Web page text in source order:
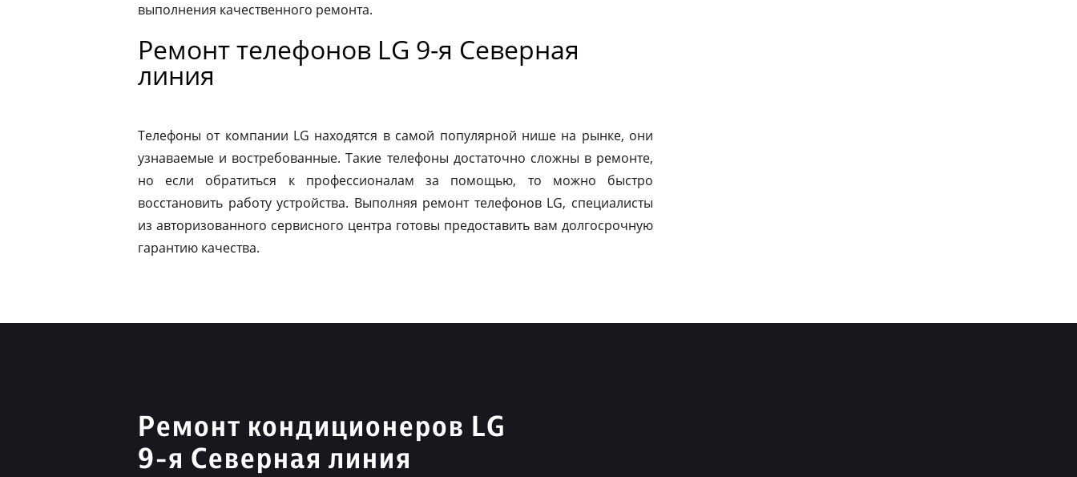
выполнения качественного ремонта.
Ремонт телефонов LG 9-я Северная
линия
Телефоны от компании LG находятся в самой популярной нише на рынке, они
узнаваемые и востребованные. Такие телефоны достаточно сложны в ремонте,
но если обратиться к профессионалам за помощью, то можно быстро
восстановить работу устройства. Выполняя ремонт телефонов LG, специалисты
из авторизованного сервисного центра готовы предоставить вам долгосрочную
гарантию качества.
Ремонт кондиционеров LG
9-я Северная линия